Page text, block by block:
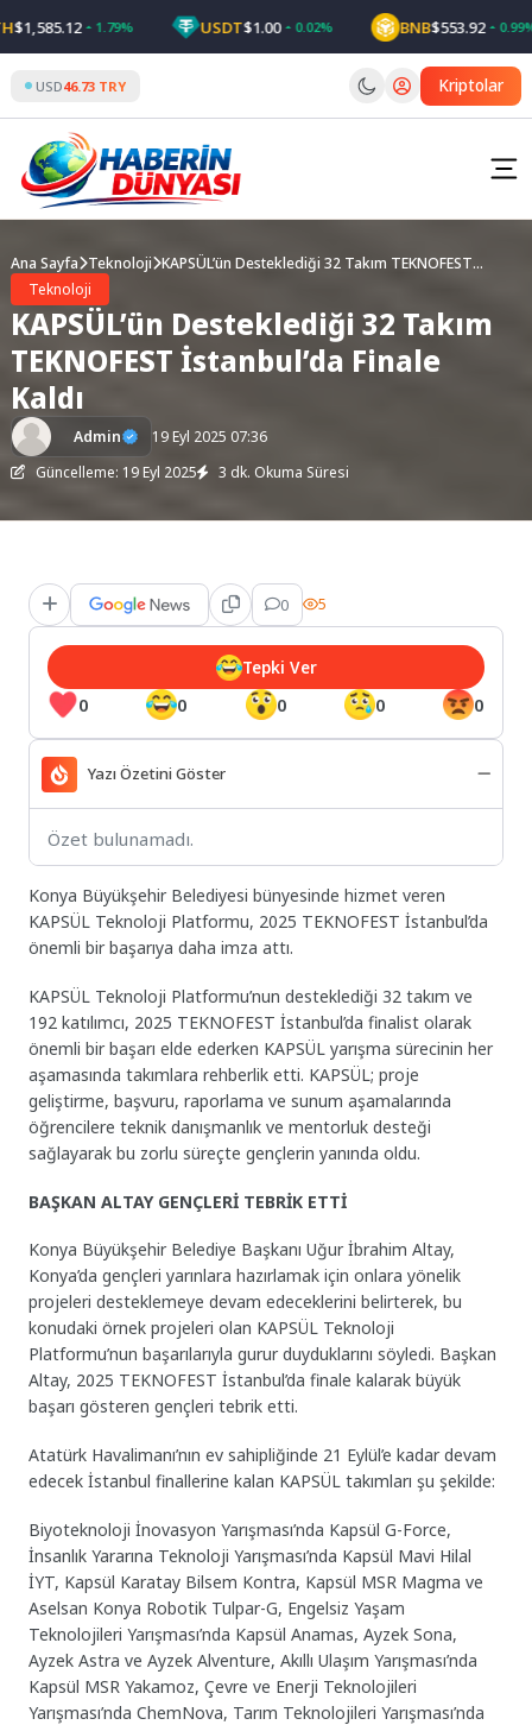
to
content
1.79% USDT$1.00 0.02% BNB$553.92 0.99%
USD46.73 TRY Kriptolar
Ana Sayfa Teknoloji KAPSÜL’ün Desteklediği 32 Takım TEKNOFEST
Teknoloji
KAPSÜL’ün Desteklediği 32 Takım
TEKNOFEST İstanbul’da Finale
Kaldı
Admin
19 Eyl 2025 07:36
Güncelleme: 19 Eyl 2025
3 dk. Okuma Süresi
0 5
0 0 0 0 0
Tepki Ver
Yazı Özetini Göster
Özet bulunamadı.
Konya Büyükşehir Belediyesi bünyesinde hizmet veren
KAPSÜL Teknoloji Platformu, 2025 TEKNOFEST İstanbul’da
önemli bir başarıya daha imza attı.
KAPSÜL Teknoloji Platformu’nun desteklediği 32 takım ve
192 katılımcı, 2025 TEKNOFEST İstanbul’da finalist olarak
önemli bir başarı elde ederken KAPSÜL yarışma sürecinin her
aşamasında takımlara rehberlik etti. KAPSÜL; proje
geliştirme, başvuru, raporlama ve sunum aşamalarında
öğrencilere teknik danışmanlık ve mentorluk desteği
sağlayarak bu zorlu süreçte gençlerin yanında oldu.
BAŞKAN ALTAY GENÇLERİ TEBRİK ETTİ
Konya Büyükşehir Belediye Başkanı Uğur İbrahim Altay,
Konya’da gençleri yarınlara hazırlamak için onlara yönelik
projeleri desteklemeye devam edeceklerini belirterek, bu
konudaki örnek projeleri olan KAPSÜL Teknoloji
Platformu’nun başarılarıyla gurur duyduklarını söyledi. Başkan
Altay, 2025 TEKNOFEST İstanbul’da finale kalarak büyük
başarı gösteren gençleri tebrik etti.
Atatürk Havalimanı’nın ev sahipliğinde 21 Eylül’e kadar devam
edecek İstanbul finallerine kalan KAPSÜL takımları şu şekilde:
Biyoteknoloji İnovasyon Yarışması’nda Kapsül G-Force,
İnsanlık Yararına Teknoloji Yarışması’nda Kapsül Mavi Hilal
İYT, Kapsül Karatay Bilsem Kontra, Kapsül MSR Magma ve
Aselsan Konya Robotik Tulpar-G, Engelsiz Yaşam
Teknolojileri Yarışması’nda Kapsül Anamas, Ayzek Sona,
Ayzek Astra ve Ayzek Alventure, Akıllı Ulaşım Yarışması’nda
Kapsül MSR Yakamoz, Çevre ve Enerji Teknolojileri
Yarışması’nda ChemNova, Tarım Teknolojileri Yarışması’nda